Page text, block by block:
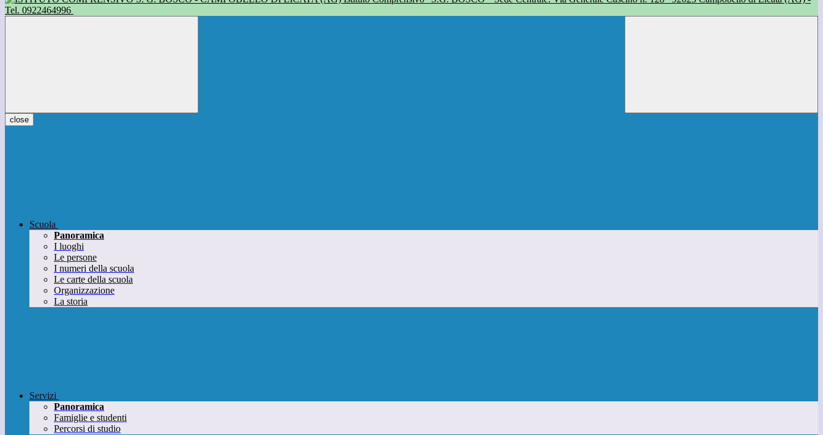
Tel. 0922464996
close
Scuola
Panoramica
I luoghi
Le persone
I numeri della scuola
Le carte della scuola
Organizzazione
La storia
Servizi
Panoramica
Famiglie e studenti
Percorsi di studio